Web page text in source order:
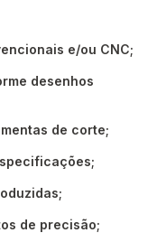
e/ou CNC;
desenhos
de corte;
de precisão;